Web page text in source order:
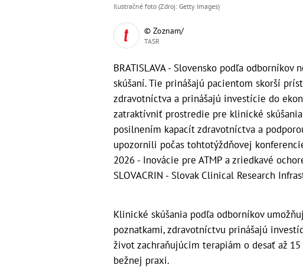
Ilustračné foto (Zdroj: Getty Images)
© Zoznam/
TASR
BRATISLAVA - Slovensko podľa
skúšaní. Tie prinášajú pacientom skorší
zdravotníctva a prinášajú investície do
zatraktívniť prostredie pre klinické
posilnením kapacít zdravotníctva a
upozornili počas tohtotýždňovej
2026 - Inovácie pre ATMP a zriedkavé
SLOVACRIN - Slovak Clinical Research
Klinické skúšania podľa odborníkov
poznatkami, zdravotníctvu prinášajú
život zachraňujúcim terapiám o desať až
bežnej praxi.